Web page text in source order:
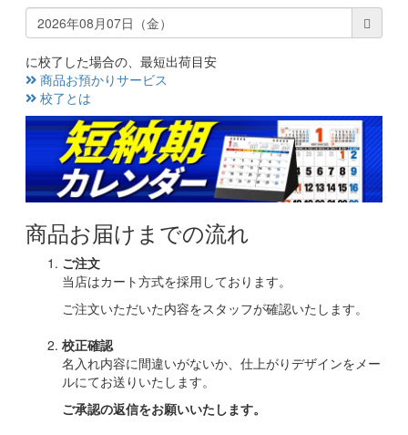
に校了した場合の、最短出荷目安
商品お預かりサービス
校了とは
商品お届けまでの流れ
ご注文
当店はカート方式を採用しております。
ご注文いただいた内容をスタッフが確認いたします。
校正確認
名入れ内容に間違いがないか、仕上がりデザインをメー
ルにてお送りいたします。
ご承認の返信をお願いいたします。